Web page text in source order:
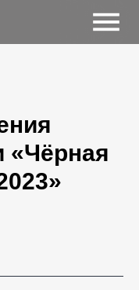
«Чёрная